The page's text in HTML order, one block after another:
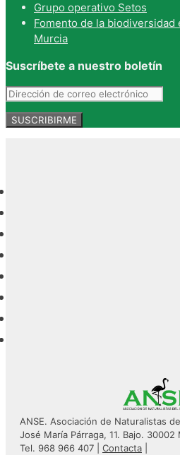
Grupo operativo Setos
Fomento de la biodiversidad
Murcia
Suscríbete a nuestro boletín
ANSE. Asociación de Naturalistas
José María Párraga, 11. Bajo. 30002
Tel. 968 966 407 | Contacta